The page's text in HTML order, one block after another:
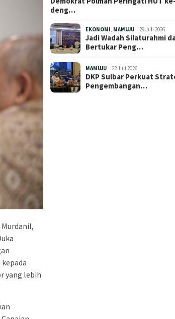
yang lebih
deng…
EKONOMI MAMUJU 29 Juli 2026
Jadi Wadah Silaturahmi
Bertukar Peng…
MAMUJU 22 Juli 2026
DKP Sulbar Perkuat
Pengembangan…